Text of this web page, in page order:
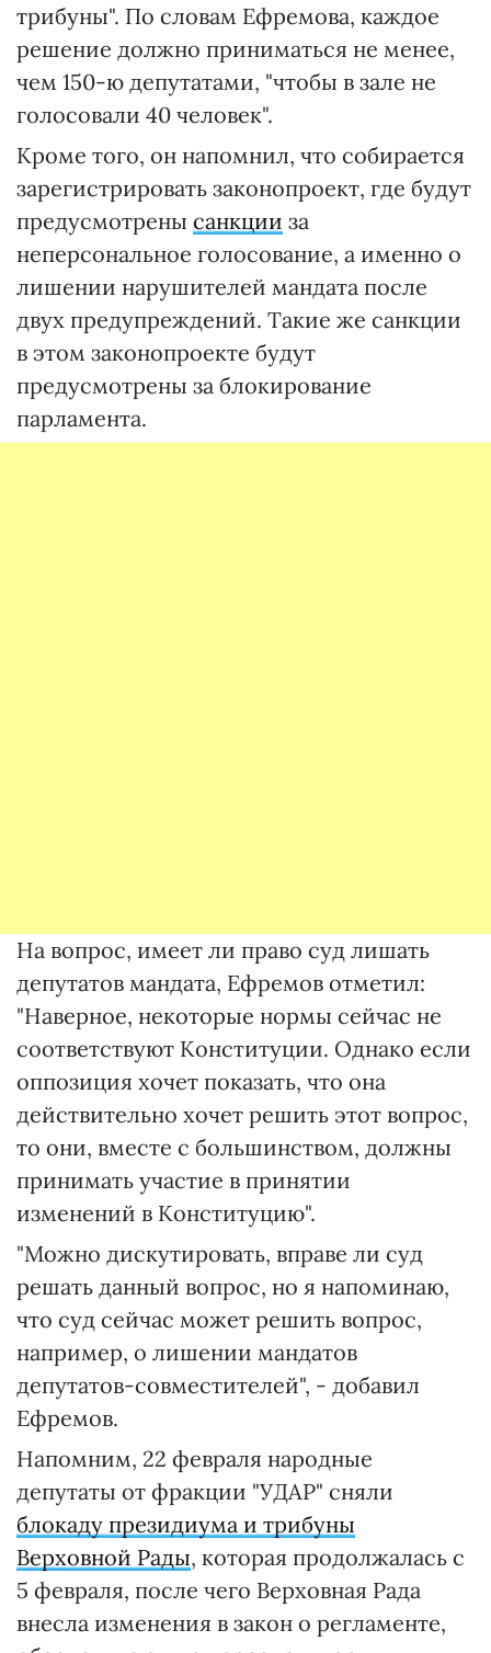
трибуны". По словам Ефремова, каждое
решение должно приниматься не менее,
чем 150-ю депутатами, "чтобы в зале не
голосовали 40 человек".
Кроме того, он напомнил, что собирается
зарегистрировать законопроект, где будут
предусмотрены санкции за
неперсональное голосование, а именно о
лишении нарушителей мандата после
двух предупреждений. Такие же санкции
в этом законопроекте будут
предусмотрены за блокирование
парламента.
На вопрос, имеет ли право суд лишать
депутатов мандата, Ефремов отметил:
"Наверное, некоторые нормы сейчас не
соответствуют Конституции. Однако если
оппозиция хочет показать, что она
действительно хочет решить этот вопрос,
то они, вместе с большинством, должны
принимать участие в принятии
изменений в Конституцию".
"Можно дискутировать, вправе ли суд
решать данный вопрос, но я напоминаю,
что суд сейчас может решить вопрос,
например, о лишении мандатов
депутатов-совместителей", - добавил
Ефремов.
Напомним, 22 февраля народные
депутаты от фракции "УДАР" сняли
блокаду президиума и трибуны
Верховной Рады, которая продолжалась с
5 февраля, после чего Верховная Рада
внесла изменения в закон о регламенте,